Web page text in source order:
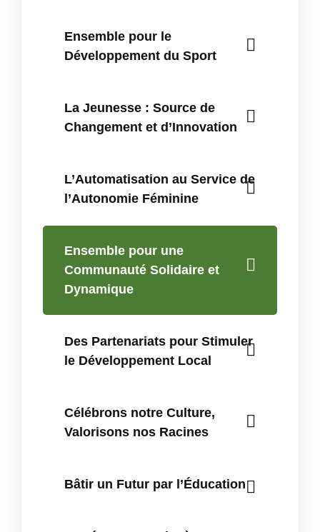
Ensemble pour le
Développement du Sport
La Jeunesse : Source de
Changement et d’Innovation
L’Automatisation au Service de
l’Autonomie Féminine
Ensemble pour une
Communauté Solidaire et
Dynamique
Des Partenariats pour Stimuler
le Développement Local
Célébrons notre Culture,
Valorisons nos Racines
Bâtir un Futur par l’Éducation